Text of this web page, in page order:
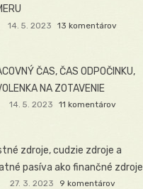
14. 5. 2023 13 komentárov
ČAS, ČAS ODPOČINKU,
NA ZOTAVENIE
14. 5. 2023 11 komentárov
zdroje, cudzie zdroje a
pasíva ako finančné zdroje
27. 3. 2023 9 komentárov